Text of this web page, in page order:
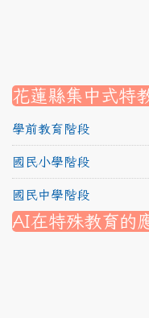
花蓮縣集中式特
學前教育階段
國民小學階段
國民中學階段
AI在特殊教育的